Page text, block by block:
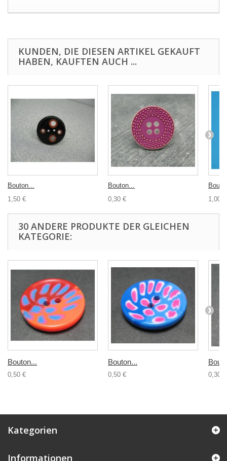
KUNDEN, DIE DIESEN ARTIKEL GEKAUFT
HABEN, KAUFTEN AUCH ...
Bouton...
1,50 €
Bouton...
0,30 €
1,00 €
30 ANDERE PRODUKTE DER GLEICHEN
KATEGORIE:
Bouton...
0,50 €
Bouton...
0,50 € 0,30 €
Kategorien
Informationen